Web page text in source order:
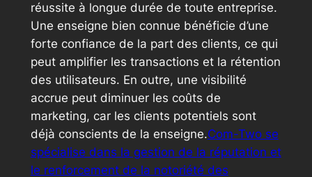
réussite à longue durée de toute entreprise.
Une enseigne bien connue bénéficie d’une
forte confiance de la part des clients, ce qui
peut amplifier les transactions et la rétention
des utilisateurs. En outre, une visibilité
accrue peut diminuer les coûts de
marketing, car les clients potentiels sont
déjà conscients de la enseigne.Com-Two se
spécialise dans la gestion de la réputation et
le renforcement de la notoriété des